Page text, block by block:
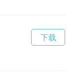
下载